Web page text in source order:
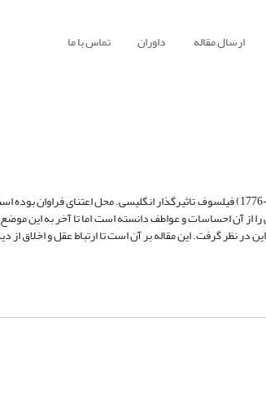
ارسال مقاله داوران تماس با ما
میزان تاثیر عقل در اخلاق در میان فلاسفه اخلاق از جمله دیوید هیوم (1711-1776) فیلسوف
آن احساسات و عواطف دانسته است اما تا آخر به این موضع
نظر گرفت. این مقاله بر آن است تا ارتباط عقل و اخلاق از